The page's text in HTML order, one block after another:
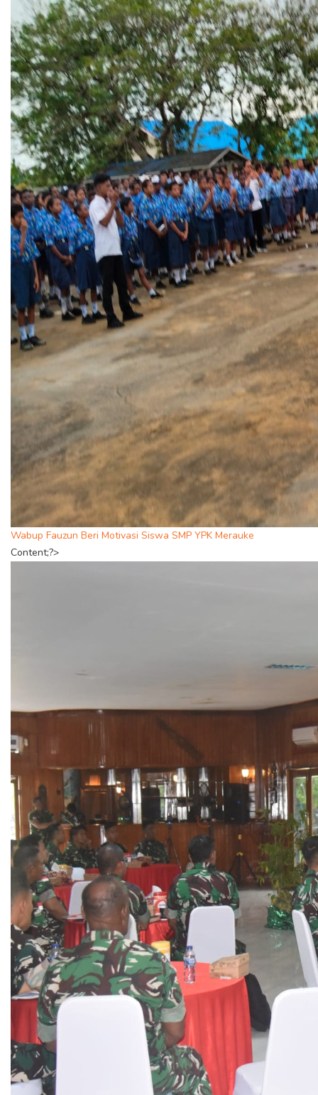
Wabup Fauzun Beri Motivasi Siswa SMP YPK Merauke
Content;?>